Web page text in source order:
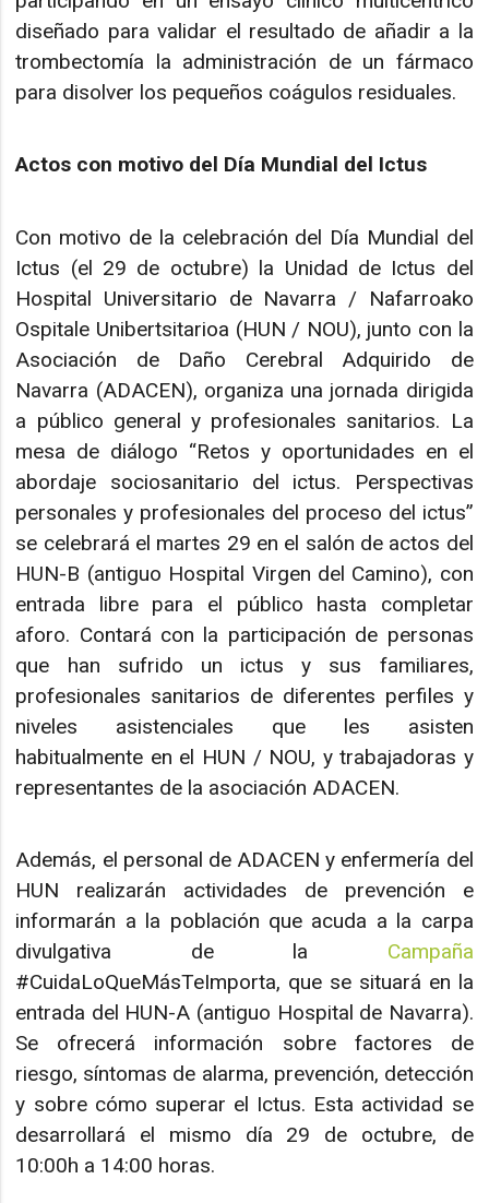
diseñado para validar el resultado de añadir a la
trombectomía la administración de un fármaco
para disolver los pequeños coágulos residuales.
Actos con motivo del Día Mundial del Ictus
Con motivo de la celebración del Día Mundial del
Ictus (el 29 de octubre) la Unidad de Ictus del
Hospital Universitario de Navarra / Nafarroako
Ospitale Unibertsitarioa (HUN / NOU), junto con la
Asociación de Daño Cerebral Adquirido de
Navarra (ADACEN), organiza una jornada dirigida
a público general y profesionales sanitarios. La
mesa de diálogo “Retos y oportunidades en el
abordaje sociosanitario del ictus. Perspectivas
personales y profesionales del proceso del ictus”
se celebrará el martes 29 en el salón de actos del
HUN-B (antiguo Hospital Virgen del Camino), con
entrada libre para el público hasta completar
aforo. Contará con la participación de personas
que han sufrido un ictus y sus familiares,
profesionales sanitarios de diferentes perfiles y
niveles asistenciales que les asisten
habitualmente en el HUN / NOU, y trabajadoras y
representantes de la asociación ADACEN.
Además, el personal de ADACEN y enfermería del
HUN realizarán actividades de prevención e
informarán a la población que acuda a la carpa
divulgativa de la Campaña
#CuidaLoQueMásTeImporta, que se situará en la
entrada del HUN-A (antiguo Hospital de Navarra).
Se ofrecerá información sobre factores de
riesgo, síntomas de alarma, prevención, detección
y sobre cómo superar el Ictus. Esta actividad se
desarrollará el mismo día 29 de octubre, de
10:00h a 14:00 horas.